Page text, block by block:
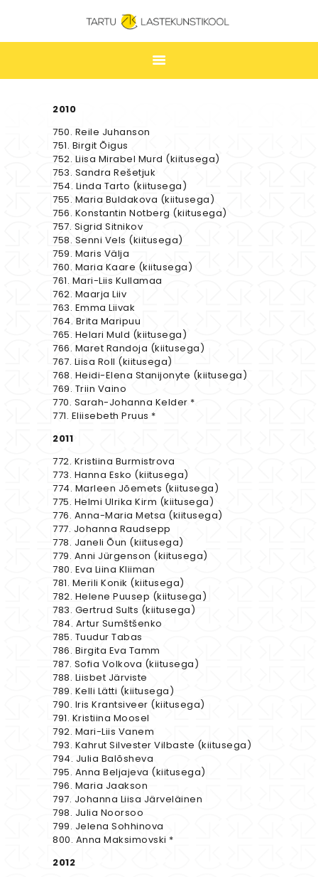
TARTU LASTEKUNSTIKOOL
ESILEHT
UUDISED
ÕPPIMINE
TUNNIPLAAN
LASTEKUNSTIKOOL
JAKOBI GALERII
KONTAKT
STUUDIUM
2010
750. Reile Juhanson
751. Birgit Õigus
752. Liisa Mirabel Murd (kiitusega)
753. Sandra Rešetjuk
754. Linda Tarto (kiitusega)
755. Maria Buldakova (kiitusega)
756. Konstantin Notberg (kiitusega)
757. Sigrid Sitnikov
758. Senni Vels (kiitusega)
759. Maris Välja
760. Maria Kaare (kiitusega)
761. Mari-Liis Kullamaa
762. Maarja Liiv
763. Emma Liivak
764. Brita Maripuu
765. Helari Muld (kiitusega)
766. Maret Randoja (kiitusega)
767. Liisa Roll (kiitusega)
768. Heidi-Elena Stanijonyte (kiitusega)
769. Triin Vaino
770. Sarah-Johanna Kelder *
771. Eliisebeth Pruus *
2011
772. Kristiina Burmistrova
773. Hanna Esko (kiitusega)
774. Marleen Jõemets (kiitusega)
775. Helmi Ulrika Kirm (kiitusega)
776. Anna-Maria Metsa (kiitusega)
777. Johanna Raudsepp
778. Janeli Õun (kiitusega)
779. Anni Jürgenson (kiitusega)
780. Eva Liina Kliiman
781. Merili Konik (kiitusega)
782. Helene Puusep (kiitusega)
783. Gertrud Sults (kiitusega)
784. Artur Sumštšenko
785. Tuudur Tabas
786. Birgita Eva Tamm
787. Sofia Volkova (kiitusega)
788. Liisbet Järviste
789. Kelli Lätti (kiitusega)
790. Iris Krantsiveer (kiitusega)
791. Kristiina Moosel
792. Mari-Liis Vanem
793. Kahrut Silvester Vilbaste (kiitusega)
794. Julia Balõsheva
795. Anna Beljajeva (kiitusega)
796. Maria Jaakson
797. Johanna Liisa Järveläinen
798. Julia Noorsoo
799. Jelena Sohhinova
800. Anna Maksimovski *
2012